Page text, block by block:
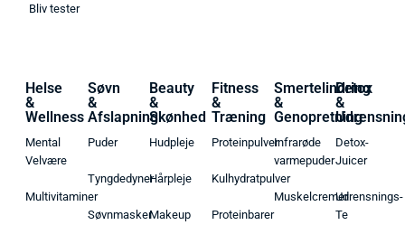
Bliv tester
Helse
&
Wellness
Mental
Velvære
Multivitaminer
Søvn
&
Afslapning
Puder
Tyngdedyner
Søvnmasker
Beauty
&
Skønhed
Hudpleje
Hårpleje
Makeup
Fitness
&
Træning
Proteinpulver
Kulhydratpulver
Proteinbarer
Smertelindring
&
Genopretning
Infrarøde
varmepuder
Muskelcremer
Detox
&
Detox-
Juicer
Udrensnings-
Te